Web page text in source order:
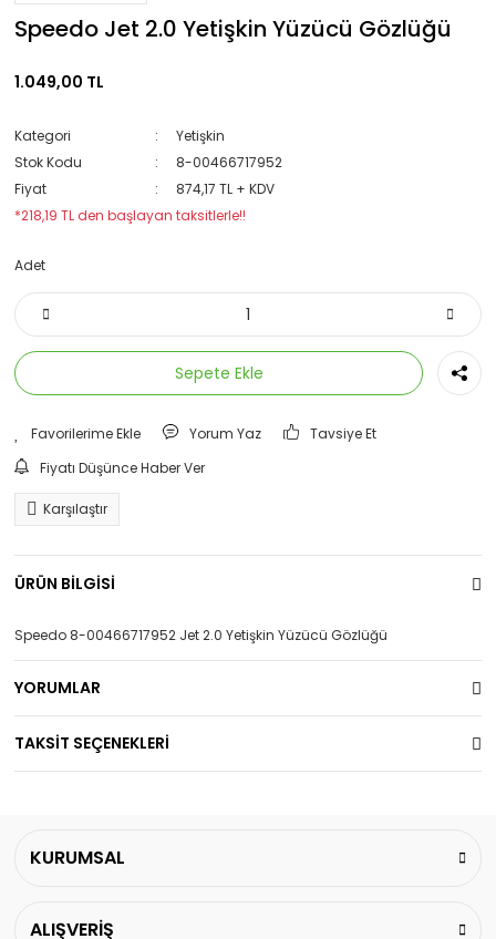
Speedo Jet 2.0 Yetişkin Yüzücü Gözlüğü
1.049,00 TL
Kategori
Yetişkin
Stok Kodu
8-00466717952
Fiyat
874,17 TL + KDV
*218,19 TL den başlayan taksitlerle!!
Adet
Sepete Ekle
Yorum Yaz
Tavsiye Et
Fiyatı Düşünce Haber Ver
Karşılaştır
ÜRÜN BİLGİSİ
Speedo 8-00466717952 Jet 2.0 Yetişkin Yüzücü Gözlüğü
YORUMLAR
TAKSİT SEÇENEKLERİ
KURUMSAL
ALIŞVERİŞ